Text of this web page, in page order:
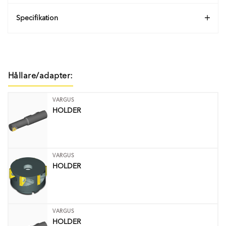
Specifikation
Hållare/adapter:
VARGUS
HOLDER
VARGUS
HOLDER
VARGUS
HOLDER